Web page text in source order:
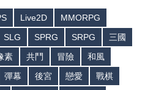
Live2D
MMORPG
SLG SPRG SRPG
三國
素 共鬥 冒險
和風
彈幕 後宮 戀愛
戰棋